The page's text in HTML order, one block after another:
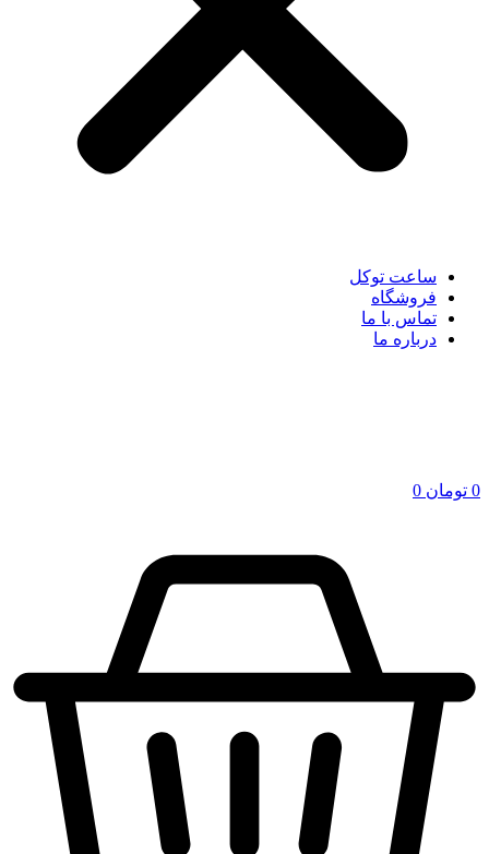
ساعت توکل
فروشگاه
تماس با ما
درباره ما
0 تومان 0